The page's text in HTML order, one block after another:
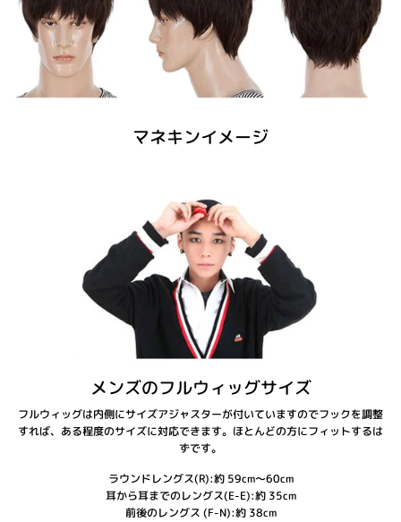
マネキンイメージ
メンズのフルウィッグサイズ
フルウィッグは内側にサイズアジャスターが付いていますのでフックを調整
すれば、ある程度のサイズに対応できます。ほとんどの方にフィットするは
ずです。
ラウンドレングス(R):約 59cm～60cm
耳から耳までのレングス(E-E):約 35cm
前後のレングス (F-N):約 38cm